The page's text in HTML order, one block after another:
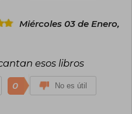
Miércoles 03 de Enero,
esos libros
0 No es útil